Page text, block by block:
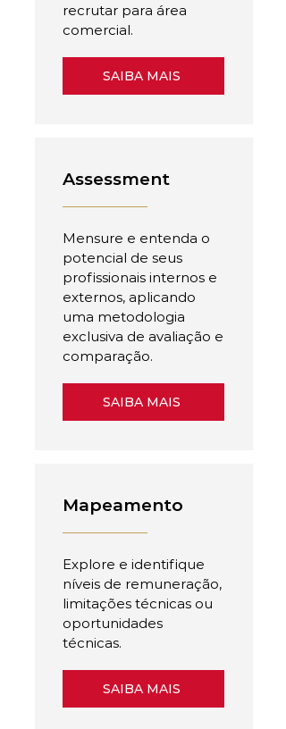
recrutar para área
comercial.
SAIBA MAIS
Assessment
Mensure e entenda o
potencial de seus
profissionais internos e
externos, aplicando
uma metodologia
exclusiva de avaliação e
comparação.
SAIBA MAIS
Mapeamento
Explore e identifique
níveis de remuneração,
limitações técnicas ou
oportunidades
técnicas.
SAIBA MAIS